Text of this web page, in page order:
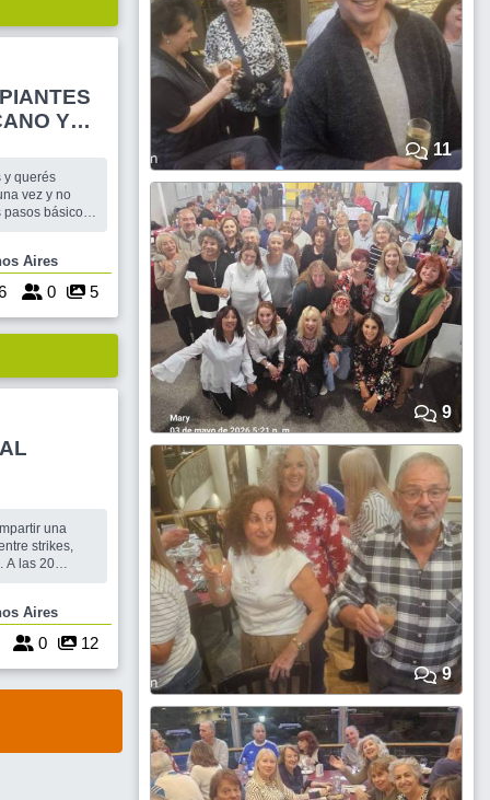
Y
vez y no
pasos básicos
a
Aires
0 5
una
strikes,
A las 20
compartiendo
de $14000
Aires
0 12
11
9
9